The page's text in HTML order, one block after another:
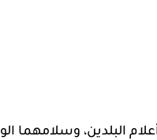
البلدين، وسلامهما